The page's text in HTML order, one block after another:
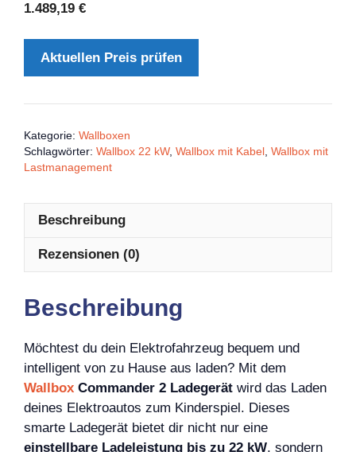
1.489,19 €
Aktuellen Preis prüfen
Kategorie: Wallboxen
Schlagwörter: Wallbox 22 kW, Wallbox mit Kabel Wallbox mit
Lastmanagement
Beschreibung
Rezensionen (0)
Beschreibung
Möchtest du dein Elektrofahrzeug bequem und
intelligent von zu Hause aus laden? Mit dem
Wallbox Commander 2 Ladegerät wird das Laden
deines Elektroautos zum Kinderspiel. Dieses
smarte Ladegerät bietet dir nicht nur eine
einstellbare Ladeleistung bis zu 22 kW, sondern